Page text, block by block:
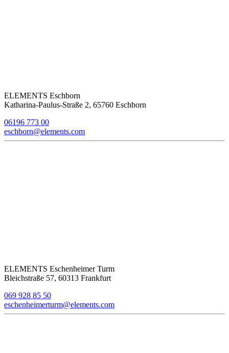
ELEMENTS Eschborn
Katharina-Paulus-Straße 2, 65760 Eschborn
06196 773 00
eschborn@elements.com
ELEMENTS Eschenheimer Turm
Bleichstraße 57, 60313 Frankfurt
069 928 85 50
eschenheimerturm@elements.com